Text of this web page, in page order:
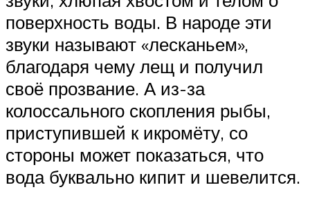
поверхность воды. В народе эти
звуки называют «лесканьем»,
благодаря чему лещ и получил
своё прозвание. А из-за
колоссального скопления рыбы,
приступившей к икромёту, со
стороны может показаться, что
вода буквально кипит и шевелится.